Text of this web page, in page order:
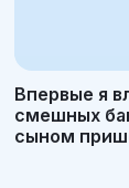
Впервые я
смешных
сыном